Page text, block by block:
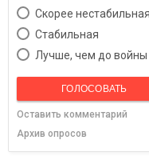
Скорее нестабильная
Cтабильная
Лучше, чем до войны
ГОЛОСОВАТЬ
Оставить комментарий
Архив опросов